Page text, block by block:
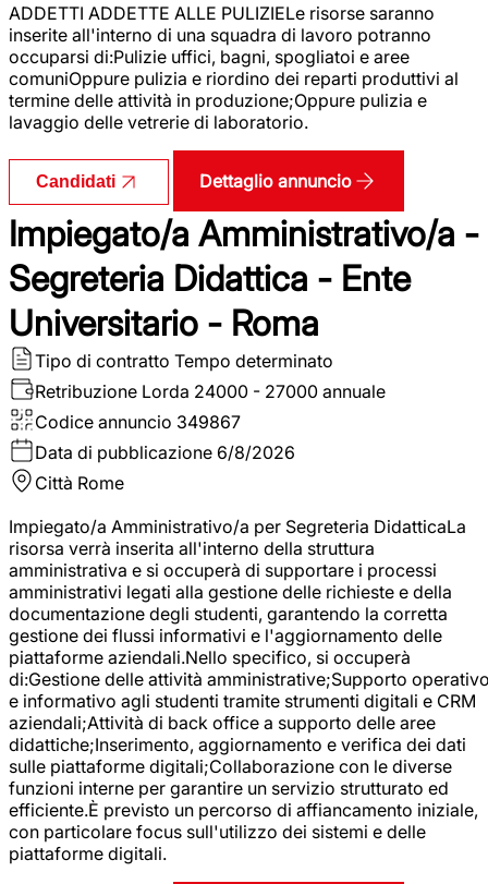
ADDETTI ADDETTE ALLE PULIZIELe risorse saranno
inserite all'interno di una squadra di lavoro potranno
occuparsi di:Pulizie uffici, bagni, spogliatoi e aree
comuniOppure pulizia e riordino dei reparti produttivi al
termine delle attività in produzione;Oppure pulizia e
lavaggio delle vetrerie di laboratorio.
Candidati Dettaglio annuncio
Impiegato/a Amministrativo/a -
Segreteria Didattica - Ente
Universitario - Roma
Tipo di contratto Tempo determinato
Retribuzione Lorda 24000 - 27000 annuale
Codice annuncio 349867
Data di pubblicazione 6/8/2026
Città Rome
Impiegato/a Amministrativo/a per Segreteria DidatticaLa
risorsa verrà inserita all'interno della struttura
amministrativa e si occuperà di supportare i processi
amministrativi legati alla gestione delle richieste e della
documentazione degli studenti, garantendo la corretta
gestione dei flussi informativi e l'aggiornamento delle
piattaforme aziendali.Nello specifico, si occuperà
di:Gestione delle attività amministrative;Supporto
e informativo agli studenti tramite strumenti digitali e CRM
aziendali;Attività di back office a supporto delle aree
didattiche;Inserimento, aggiornamento e verifica dei dati
sulle piattaforme digitali;Collaborazione con le diverse
funzioni interne per garantire un servizio strutturato ed
efficiente.È previsto un percorso di affiancamento iniziale,
con particolare focus sull'utilizzo dei sistemi e delle
piattaforme digitali.